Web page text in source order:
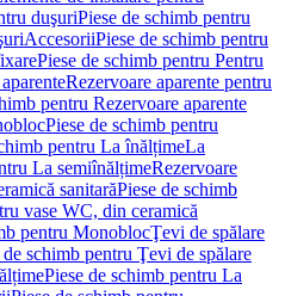
duşuriPiese de schimb pentru
AccesoriiPiese de schimb pentru
Piese de schimb pentru Pentru
Rezervoare aparente pentru
pentru Rezervoare aparente
Piese de schimb pentru
pentru La înălțimeLa
La semiînălțimeRezervoare
sanitarăPiese de schimb
vase WC, din ceramică
pentru MonoblocŢevi de spălare
de schimb pentru Ţevi de spălare
Piese de schimb pentru La